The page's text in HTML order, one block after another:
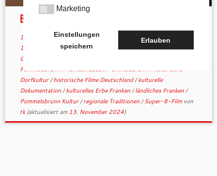
Blick in die Vergangenheit
13. November 2024inAllgemein verschlagwortet Alltagsleben
1970er Jahre
/digitale Filmarchive Dr. Otto Braun/fränkische
Geschichte
Pommelsbrunn / Heimatmuseum Pommelsbrunn / historische
Dorfkultur/historische Filme Deutschland/kulturelle
Dokumentation/kulturelles Erbe Franken/ländliches Franken/
Pommelsbrunn Kultur/regionale Traditionen/Super-8-Film von
tk(aktualisiert am 13. November 2024)
MarketingMarketing
Einstellungen
speichern
Erlauben